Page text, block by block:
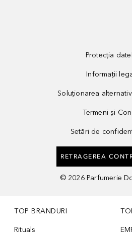
Protecția
Informații
Soluționarea
Termeni și
Setări de
RETRAGEREA
© 2026 Parfumerie
TOP BRANDURI
Rituals